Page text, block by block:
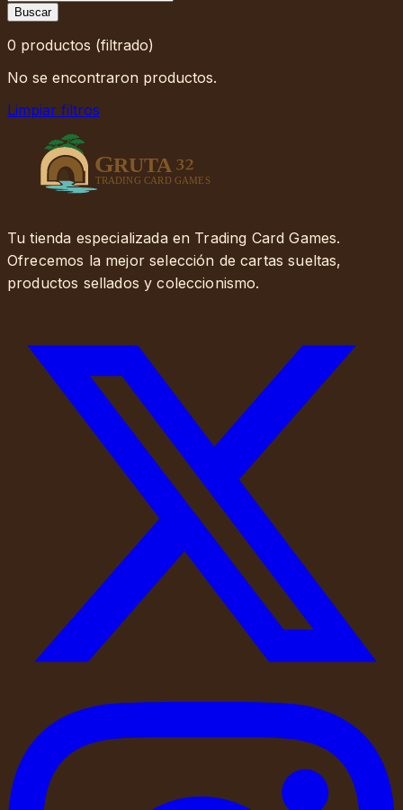
Buscar
0 productos (filtrado)
No se encontraron productos.
Limpiar filtros
Tu tienda especializada en Trading Card Games.
Ofrecemos la mejor selección de cartas sueltas,
productos sellados y coleccionismo.